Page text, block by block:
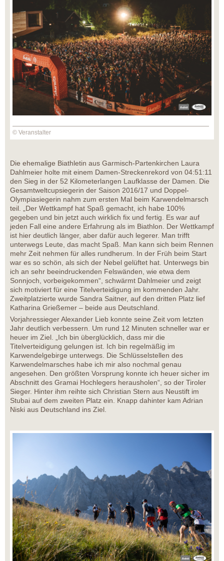
© Veranstalter
Die ehemalige Biathletin aus Garmisch-Partenkirchen Laura
Dahlmeier holte mit einem Damen-Streckenrekord von 04:51:11
den Sieg in der 52 Kilometerlangen Laufklasse der Damen. Die
Gesamtweltcupsiegerin der Saison 2016/17 und Doppel-
Olympiasiegerin nahm zum ersten Mal beim Karwendelmarsch
teil. „Der Wettkampf hat Spaß gemacht, ich habe 100%
gegeben und bin jetzt auch wirklich fix und fertig. Es war auf
jeden Fall eine andere Erfahrung als im Biathlon. Der Wettkampf
ist hier deutlich länger, aber dafür auch legerer. Man trifft
unterwegs Leute, das macht Spaß. Man kann sich beim Rennen
mehr Zeit nehmen für alles rundherum. In der Früh beim Start
war es so schön, als sich der Nebel gelüftet hat. Unterwegs bin
ich an sehr beeindruckenden Felswänden, wie etwa dem
Sonnjoch, vorbeigekommen“, schwärmt Dahlmeier und zeigt
sich motiviert für eine Titelverteidigung im kommenden Jahr.
Zweitplatzierte wurde Sandra Saitner, auf den dritten Platz lief
Katharina Grießemer – beide aus Deutschland.
Vorjahressieger Alexander Lieb konnte seine Zeit vom letzten
Jahr deutlich verbessern. Um rund 12 Minuten schneller war er
heuer im Ziel. „Ich bin überglücklich, dass mir die
Titelverteidigung gelungen ist. Ich bin regelmäßig im
Karwendelgebirge unterwegs. Die Schlüsselstellen des
Karwendelmarsches habe ich mir also nochmal genau
angesehen. Den größten Vorsprung konnte ich heuer sicher im
Abschnitt des Gramai Hochlegers herausholen“, so der Tiroler
Sieger. Hinter ihm reihte sich Christian Stern aus Neustift im
Stubai auf dem zweiten Platz ein. Knapp dahinter kam Adrian
Niski aus Deutschland ins Ziel.